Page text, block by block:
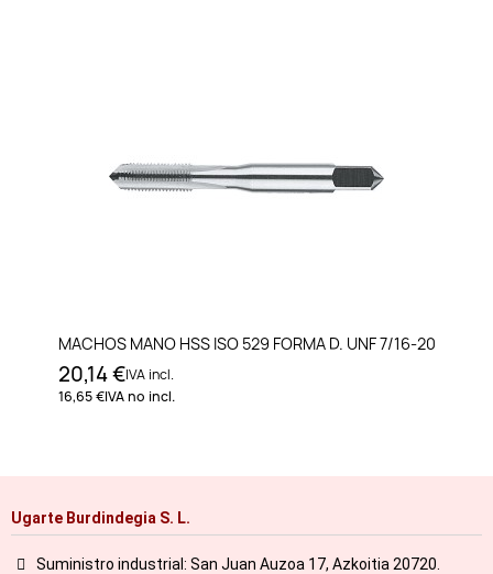
MACHOS MANO HSS ISO 529 FORMA D. UNF 7/16-20
20,14 €IVA incl.
16,65 €IVA no incl.
Ugarte Burdindegia S. L.
Suministro industrial: San Juan Auzoa 17, Azkoitia 20720.